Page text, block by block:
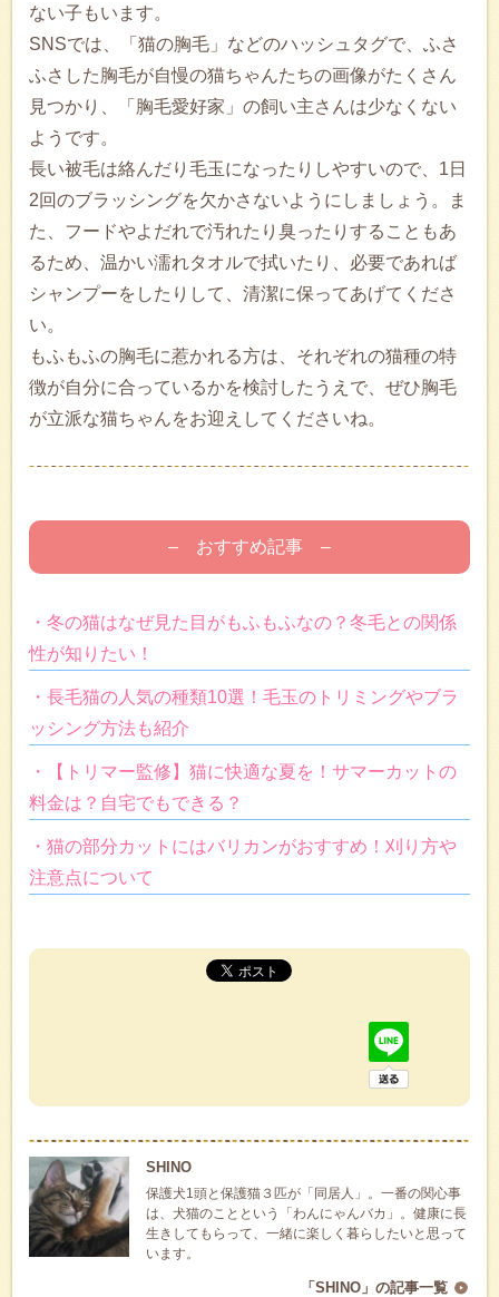
ない子もいます。
SNSでは、「猫の胸毛」などのハッシュタグで、ふさ
ふさした胸毛が自慢の猫ちゃんたちの画像がたくさん
見つかり、「胸毛愛好家」の飼い主さんは少なくない
ようです。
長い被毛は絡んだり毛玉になったりしやすいので、1日
2回のブラッシングを欠かさないようにしましょう。ま
た、フードやよだれで汚れたり臭ったりすることもあ
るため、温かい濡れタオルで拭いたり、必要であれば
シャンプーをしたりして、清潔に保ってあげてくださ
い。
もふもふの胸毛に惹かれる方は、それぞれの猫種の特
徴が自分に合っているかを検討したうえで、ぜひ胸毛
が立派な猫ちゃんをお迎えしてくださいね。
– おすすめ記事 –
・冬の猫はなぜ見た目がもふもふなの？冬毛との関係
性が知りたい！
・長毛猫の人気の種類10選！毛玉のトリミングやブラ
ッシング方法も紹介
・【トリマー監修】猫に快適な夏を！サマーカットの
料金は？自宅でもできる？
・猫の部分カットにはバリカンがおすすめ！刈り方や
注意点について
SHINO
保護犬1頭と保護猫３匹が「同居人」。一番の関心事
は、犬猫のことという「わんにゃんバカ」。健康に長
生きしてもらって、一緒に楽しく暮らしたいと思って
います。
「SHINO」の記事一覧